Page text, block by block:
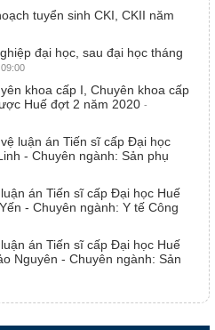
tuyển sinh CKI, CKII năm
đại học, sau đại học tháng
khoa cấp I, Chuyên khoa cấp
Huế đợt 2 năm 2020 -
luận án Tiến sĩ cấp Đại học
- Chuyên ngành: Sản phụ
án Tiến sĩ cấp Đại học Huế
- Chuyên ngành: Y tế Công
án Tiến sĩ cấp Đại học Huế
Nguyên - Chuyên ngành: Sản